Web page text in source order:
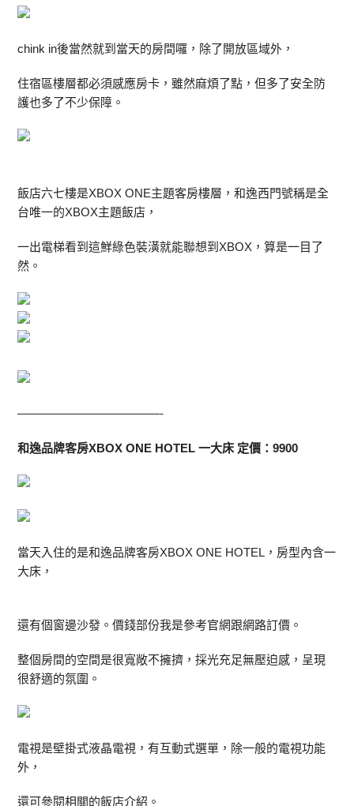
chink in後當然就到當天的房間囉，除了開放區域外，
住宿區樓層都必須感應房卡，雖然麻煩了點，但多了安全防
護也多了不少保障。
飯店六七樓是XBOX ONE主題客房樓層，和逸西門號稱是全
台唯一的XBOX主題飯店，
一出電梯看到這鮮綠色裝潢就能聯想到XBOX，算是一目了
然。
————————————-
和逸品牌客房XBOX ONE HOTEL 一大床 定價：9900
當天入住的是和逸品牌客房XBOX ONE HOTEL，房型內含一
大床，
還有個窗邊沙發。價錢部份我是參考官網跟網路訂價。
整個房間的空間是很寬敞不擁擠，採光充足無壓迫感，呈現
很舒適的氛圍。
電視是壁掛式液晶電視，有互動式選單，除一般的電視功能
外，
還可參閱相關的飯店介紹。